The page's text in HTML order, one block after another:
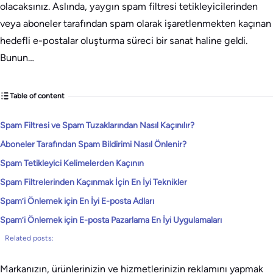
olacaksınız. Aslında, yaygın spam filtresi tetikleyicilerinden
veya aboneler tarafından spam olarak işaretlenmekten kaçınan
hedefli e-postalar oluşturma süreci bir sanat haline geldi.
Bunun…
Table of content
Spam Filtresi ve Spam Tuzaklarından Nasıl Kaçınılır?
Aboneler Tarafından Spam Bildirimi Nasıl Önlenir?
Spam Tetikleyici Kelimelerden Kaçının
Spam Filtrelerinden Kaçınmak İçin En İyi Teknikler
Spam’i Önlemek için En İyi E-posta Adları
Spam’i Önlemek için E-posta Pazarlama En İyi Uygulamaları
Related posts:
Markanızın, ürünlerinizin ve hizmetlerinizin reklamını yapmak